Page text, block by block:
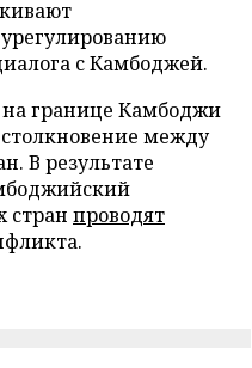
с Камбоджей.
на границе Камбоджи
между
В результате
стран проводят